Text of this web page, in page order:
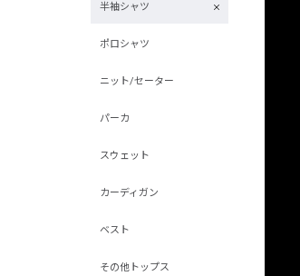
半袖シャツ
ポロシャツ
ニット/セーター
パーカ
スウェット
カーディガン
ベスト
その他トップス